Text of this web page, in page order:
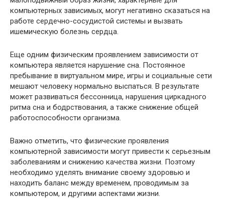
компьютерных зависимых, могут негативно сказаться на
работе сердечно-сосудистой системы и вызвать
ишемическую болезнь сердца.
Еще одним физическим проявлением зависимости от
компьютера является нарушение сна. Постоянное
пребывание в виртуальном мире, игры и социальные сети
мешают человеку нормально выспаться. В результате
может развиваться бессонница, нарушения циркадного
ритма сна и бодрствования, а также снижение общей
работоспособности организма.
Важно отметить, что физические проявления
компьютерной зависимости могут привести к серьезным
заболеваниям и снижению качества жизни. Поэтому
необходимо уделять внимание своему здоровью и
находить баланс между временем, проводимым за
компьютером, и другими аспектами жизни.